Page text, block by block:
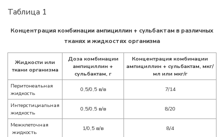
Таблица 1
Концентрация комбинации ампициллин + сульбактам в различных
тканях и жидкостях организма
Жидкости или
ткани организма
Доза комбинации
ампициллин +
сульбактам, г
Концентрация комбинации
ампициллин + сульбактам, мкг/
мл или мкг/г
Перитонеальная
жидкость
0,5/0,5 в/в 7/14
Интерстициальная
жидкость
0,5/0,5 в/в 8/20
Межклеточная
жидкость
1/0,5 в/в 8/4